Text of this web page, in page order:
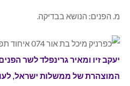
מ. הפנים: הנושא בבדיקה.
יעקב זיו ומאיר גרינפלד לשר
המוצהרת של ממשלות ישראל,